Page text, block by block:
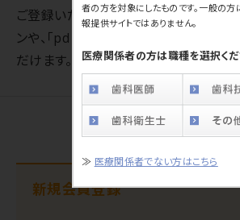
者の方を対象にしたものです。一般の方
報提供サイトではありません。
医療関係者の方は職種を選択くだ
≫ 医療関係者でない方はこちら
ご登録いただくと、pd関連情報をお届
ンや、 「pd style」サイト内の全てのコン
だけます。この機会に是非ご入会くださ
ご登録がお済みでな
新規会員登録